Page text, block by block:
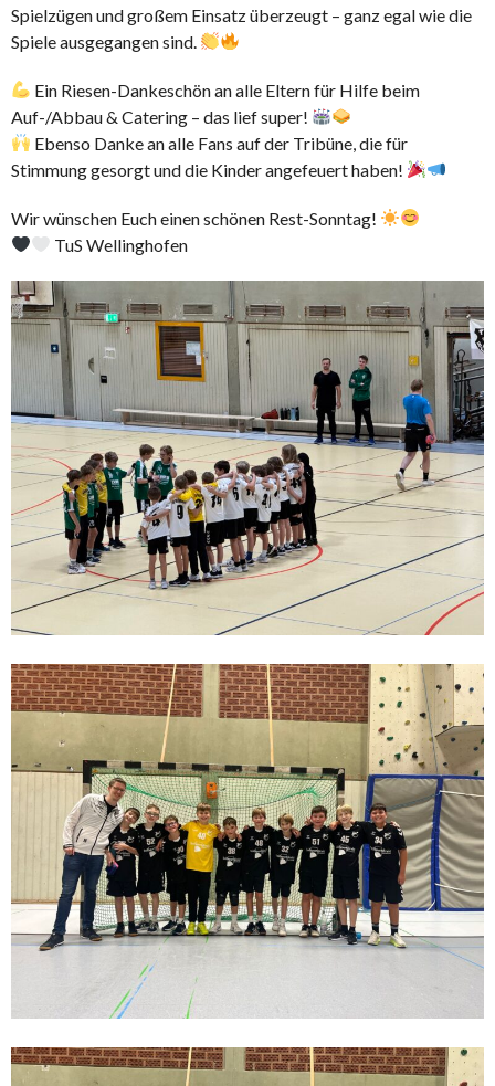
Spielzügen und großem Einsatz überzeugt – ganz egal wie die
Spiele ausgegangen sind.
Ein Riesen-Dankeschön an alle Eltern für Hilfe beim
Auf-/Abbau & Catering – das lief super!
Ebenso Danke an alle Fans auf der Tribüne, die für
Stimmung gesorgt und die Kinder angefeuert haben!
Wir wünschen Euch einen schönen Rest-Sonntag!
TuS Wellinghofen